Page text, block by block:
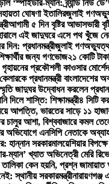
‘স্পাইডার-ম্যান: ব্র্যান্ড নিউ ডে’
ঘোষণা ইতালিরজুলাই
আগামী ৫ দিন বৃষ্টির আভাসভারী
এই জাদুঘরে এসে পথ খুঁজে
দিন: প্রধানমন্ত্রীজুলাই
জন্য গণভোজ২১ কোটি
প্রকৌশলী কাওসার
প্রধানমন্ত্রী বাংলাদেশের
জাদুঘর উদ্বোধন করলেন
দিলে শাস্তি: শিক্ষামন্ত্রী৪ সিটি
আপত্তি, ভারতের সাড়ে ১১
চালুর আশা, বিশ্ববাজারে কমল
অভিযোগে এনসিপি নেতাকে
হান্নান সরকারমালয়েশিয়ার
ম্যান’ খ্যাত অভিনেত্রী মেরি
কেন হয়নি, প্রশ্ন জামায়াত
স্থানীয় সরকারমন্ত্রীনারায়ণগঞ্জ